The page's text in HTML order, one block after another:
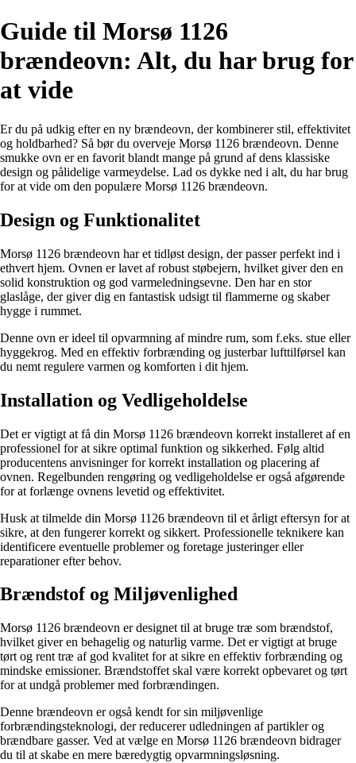
Guide til Morsø 1126
brændeovn: Alt, du har brug for
at vide
Er du på udkig efter en ny brændeovn, der kombinerer stil, effektivitet
og holdbarhed? Så bør du overveje Morsø 1126 brændeovn. Denne
smukke ovn er en favorit blandt mange på grund af dens klassiske
design og pålidelige varmeydelse. Lad os dykke ned i alt, du har brug
for at vide om den populære Morsø 1126 brændeovn.
Design og Funktionalitet
Morsø 1126 brændeovn har et tidløst design, der passer perfekt ind i
ethvert hjem. Ovnen er lavet af robust støbejern, hvilket giver den en
solid konstruktion og god varmeledningsevne. Den har en stor
glaslåge, der giver dig en fantastisk udsigt til flammerne og skaber
hygge i rummet.
Denne ovn er ideel til opvarmning af mindre rum, som f.eks. stue eller
hyggekrog. Med en effektiv forbrænding og justerbar lufttilførsel kan
du nemt regulere varmen og komforten i dit hjem.
Installation og Vedligeholdelse
Det er vigtigt at få din Morsø 1126 brændeovn korrekt installeret af en
professionel for at sikre optimal funktion og sikkerhed. Følg altid
producentens anvisninger for korrekt installation og placering af
ovnen. Regelbunden rengøring og vedligeholdelse er også afgørende
for at forlænge ovnens levetid og effektivitet.
Husk at tilmelde din Morsø 1126 brændeovn til et årligt eftersyn for at
sikre, at den fungerer korrekt og sikkert. Professionelle teknikere kan
identificere eventuelle problemer og foretage justeringer eller
reparationer efter behov.
Brændstof og Miljøvenlighed
Morsø 1126 brændeovn er designet til at bruge træ som brændstof,
hvilket giver en behagelig og naturlig varme. Det er vigtigt at bruge
tørt og rent træ af god kvalitet for at sikre en effektiv forbrænding og
mindske emissioner. Brændstoffet skal være korrekt opbevaret og tørt
for at undgå problemer med forbrændingen.
Denne brændeovn er også kendt for sin miljøvenlige
forbrændingsteknologi, der reducerer udledningen af partikler og
brændbare gasser. Ved at vælge en Morsø 1126 brændeovn bidrager
du til at skabe en mere bæredygtig opvarmningsløsning.